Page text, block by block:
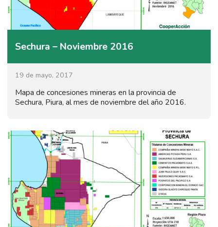
Sechura – Noviembre 2016
19 de mayo, 2017
Mapa de concesiones mineras en la provincia de
Sechura, Piura, al mes de noviembre del año 2016.